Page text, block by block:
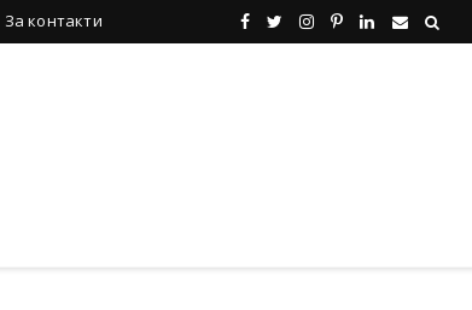
За контакти